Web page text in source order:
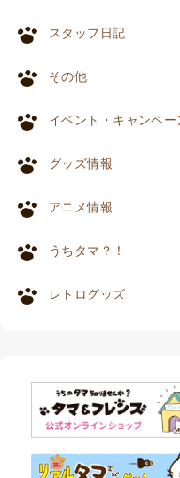
スタッフ日記
その他
イベント・キャンペー
グッズ情報
アニメ情報
うちタマ？！
レトログッズ